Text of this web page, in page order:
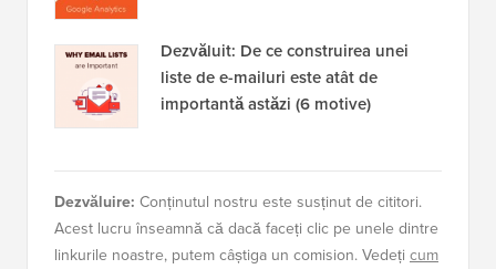
Dezvăluit: De ce construirea unei
liste de e-mailuri este atât de
importantă astăzi (6 motive)
Dezvăluire: Conținutul nostru este susținut de cititori.
Acest lucru înseamnă că dacă faceți clic pe unele dintre
linkurile noastre, putem câștiga un comision. Vedeți cum